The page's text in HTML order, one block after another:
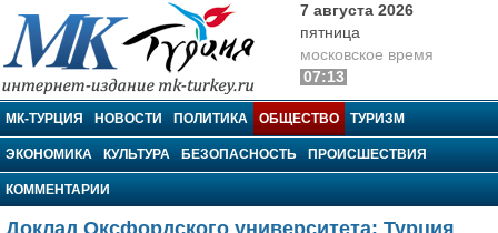
МК-Турция
7 августа 2026
пятница
московское время
07:13
МК-ТУРЦИЯ НОВОСТИ ПОЛИТИКА ОБЩЕСТВО ТУРИЗМ
ЭКОНОМИКА КУЛЬТУРА БЕЗОПАСНОСТЬ ПРОИСШЕСТВИЯ
КОММЕНТАРИИ
Доклад Оксфордского университета: Турция